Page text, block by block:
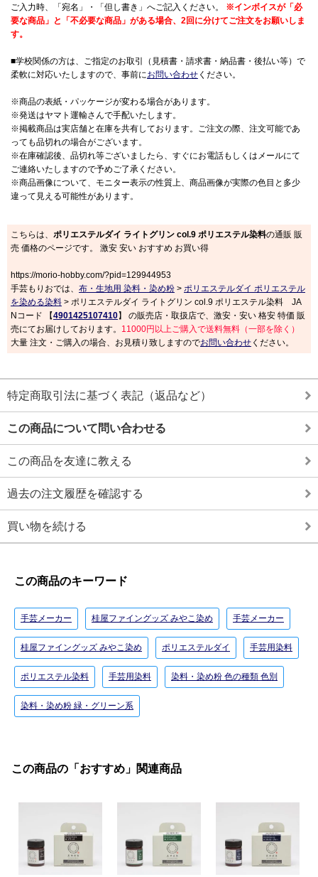
ご入力時、「宛名」・「但し書き」へご記入ください。 ※インボイスが「必
要な商品」と「不必要な商品」がある場合、2回に分けてご注文をお願いしま
す。
■学校関係の方は、ご指定のお取引（見積書・請求書・納品書・後払い等）で
柔軟に対応いたしますので、事前にお問い合わせ ください。
※商品の表紙・パッケージが変わる場合があります。
※発送はヤマト運輸さんで手配いたします。
※掲載商品は実店舗と在庫を共有しております。ご注文の際、注文可能であ
っても品切れの場合がございます。
※在庫確認後、品切れ等ございましたら、すぐにお電話もしくはメールにて
ご連絡いたしますので予めご了承ください。
※商品画像について、モニター表示の性質上、商品画像が実際の色目と多少
違って見える可能性があります。
こちらは、 ポリエステルダイ ライトグリン col.9 ポリエステル染料の通販 販
売 価格のページです。 激安 安い おすすめ お買い得
https://morio-hobby.com/?pid=129944953
手芸もりおでは、 布・生地用 染料・染め粉 > ポリエステルダイ ポリエステル
を染める染料 > ポリエステルダイ ライトグリン col.9 ポリエステル染料 JA
Nコード 【4901425107410】 の販売店・取扱店で、激安・安い 格安 特価 販
売にてお届けしております。 11000円以上ご購入で送料無料（一部を除く）
大量 注文・ご購入の場合、お見積り致しますのでお問い合わせ ください。
特定商取引法に基づく表記（返品など）
この商品について問い合わせる
この商品を友達に教える
過去の注文履歴を確認する
買い物を続ける
この商品のキーワード
手芸メーカー 桂屋ファイングッズ みやこ染め 手芸メーカー
桂屋ファイングッズ みやこ染め ポリエステルダイ 手芸用染料
ポリエステル染料 手芸用染料 染料・染め粉 色の種類 色別
染料・染め粉 緑・グリーン系
この商品の「おすすめ」関連商品